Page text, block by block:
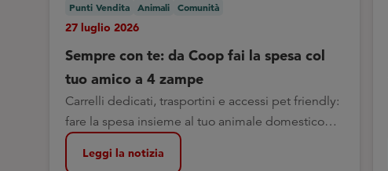
Punti Vendita Animali Comunità
27 luglio 2026
Sempre con te: da Coop fai la spesa col
tuo amico a 4 zampe
Carrelli dedicati, trasportini e accessi pet friendly:
fare la spesa insieme al tuo animale domestico
oggi è ancora più semplice
Leggi la notizia